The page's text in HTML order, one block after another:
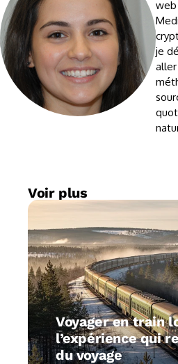
je
aller
Voir plus
Voyager en train
l’expérience qui
du voyage